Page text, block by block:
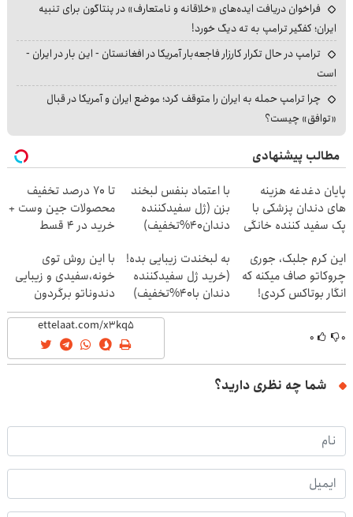
فراخوان دریافت ایده‌های «خلاقانه و نامتعارف» در پنتاگون برای تنبیه
ایران؛ کفگیر ترامپ به ته دیگ خورد!
ترامپ در حال تکرار کارزار فاجعه‌بار آمریکا در افغانستان - این بار در ایران -
است
چرا ترامپ حمله به ایران را متوقف کرد؛ موضع ایران و آمریکا در قبال
«توافق» چیست؟
مطالب پیشنهادی
پایان دغدغه هزینه
های دندان پزشکی با
پک سفید کننده خانگی
با اعتماد بنفس لبخند
بزن (ژل سفیدکننده
دندان40%تخفیف)
تا 70 درصد تخفیف
محصولات جین وست +
خرید در 4 قسط
این کرم جلبک، جوری
چروکاتو صاف میکنه که
انگار بوتاکس کردی!
(تخفیف ویژه)
به لبخندت زیبایی بده!
(خرید ژل سفیدکننده
دندان با40%تخفیف)
با این روش توی
خونه،سفیدی و زیبایی
دندوناتو برگردون
(40%off)
۰ ۰
شما چه نظری دارید؟